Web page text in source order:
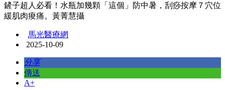
鏟子超人必看！水瓶加幾顆「這個」防中暑，刮痧按摩７穴位
緩肌肉痠痛。黃菁慧攝
馬光醫療網
2025-10-09
分享
傳送
A+